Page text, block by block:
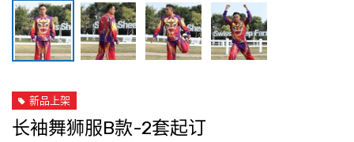
新品上架
长袖舞狮服B款-2套起订